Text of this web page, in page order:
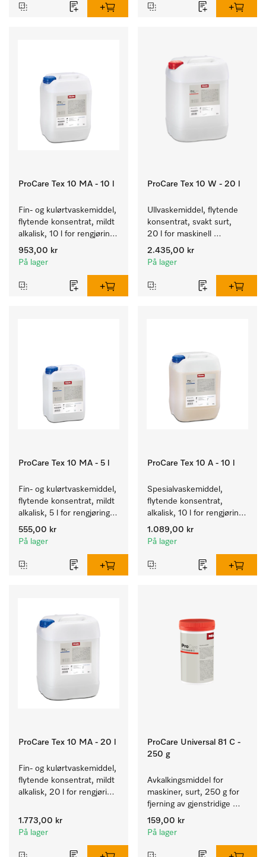
ProCare Tex 10 MA - 10 l
Fin- og kulørtvaskemiddel,
flytende konsentrat, mildt
alkalisk, 10 l for rengjøring
av kulørte og ømfintlige
tekstiler.
953,00 kr
På lager
ProCare Tex 10 W - 20 l
Ullvaskemiddel, flytende
konsentrat, svakt surt,
20 l for maskinell
rengjøring av ull.
2.435,00 kr
På lager
ProCare Tex 10 MA - 5 l
Fin- og kulørtvaskemiddel,
flytende konsentrat, mildt
alkalisk, 5 l for rengjøring
av kulørte og ømfintlige
tekstiler.
555,00 kr
På lager
ProCare Tex 10 A - 10 l
Spesialvaskemiddel,
flytende konsentrat,
alkalisk, 10 l for rengjøring
av hvite tekstiler og
fargeekte, kulørte tekstiler.
1.089,00 kr
På lager
ProCare Tex 10 MA - 20 l
Fin- og kulørtvaskemiddel,
flytende konsentrat, mildt
alkalisk, 20 l for rengjøring
tekstiler.
1.773,00 kr
På lager
ProCare Universal 81 C -
250 g
Avkalkingsmiddel for
maskiner, surt, 250 g for
fjerning av gjenstridige
kalkavleiringer.
159,00 kr
På lager